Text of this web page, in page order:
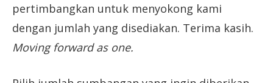
pertimbangkan untuk menyokong kami
dengan jumlah yang disediakan. Terima kasih.
Moving forward as one.